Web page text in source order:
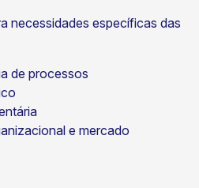
necessidades específicas das
de processos
e mercado